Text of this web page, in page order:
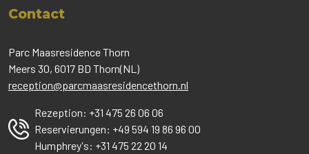
Contact
Parc Maasresidence Thorn
Meers 30, 6017 BD Thorn(NL)
reception@parcmaasresidencethorn.nl
Rezeption: +31 475 26 06 06
Reservierungen: +49 594 19 86 96 00
Humphrey's: +31 475 22 20 14